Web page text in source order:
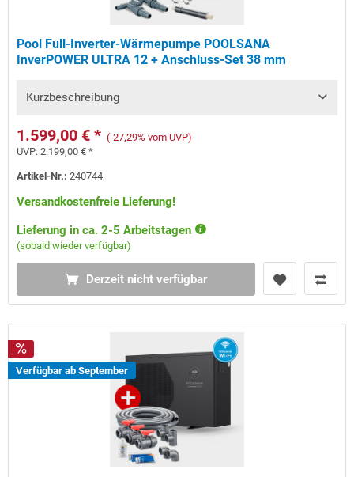
Pool Full-Inverter-Wärmepumpe POOLSANA
InverPOWER ULTRA 12 + Anschluss-Set 38 mm
Kurzbeschreibung
1.599,00 € * (-27,29% vom UVP)
UVP:2.199,00 € *
Artikel-Nr.:240744
Versandkostenfreie Lieferung!
Lieferung in ca. 2-5 Arbeitstagen
(sobald wieder verfügbar)
Derzeit nicht verfügbar
Verfügbar ab September